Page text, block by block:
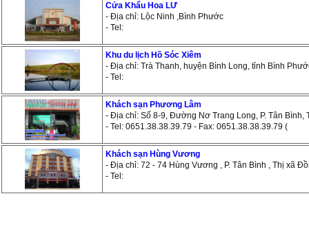
Cửa Khẩu Hoa LƯ
- Địa chỉ: Lộc Ninh ,Bình Phước
- Tel:
Khu du lịch Hồ Sóc Xiêm
- Địa chỉ: Trà Thanh, huyện Bình Long, tỉnh Bình
- Tel:
Khách sạn Phương Lâm
- Địa chỉ: Số 8-9, Đường Nơ Trang Long, P. Tân Bình,
- Tel: 0651.38.38.39.79 - Fax: 0651.38.38.39.79 (
Khách sạn Hùng Vương
- Địa chỉ: 72 - 74 Hùng Vương , P. Tân Bình , Thị xã
- Tel: